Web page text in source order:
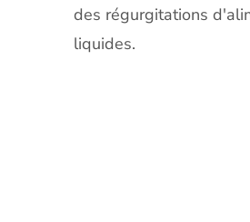
des régurgitations
liquides.